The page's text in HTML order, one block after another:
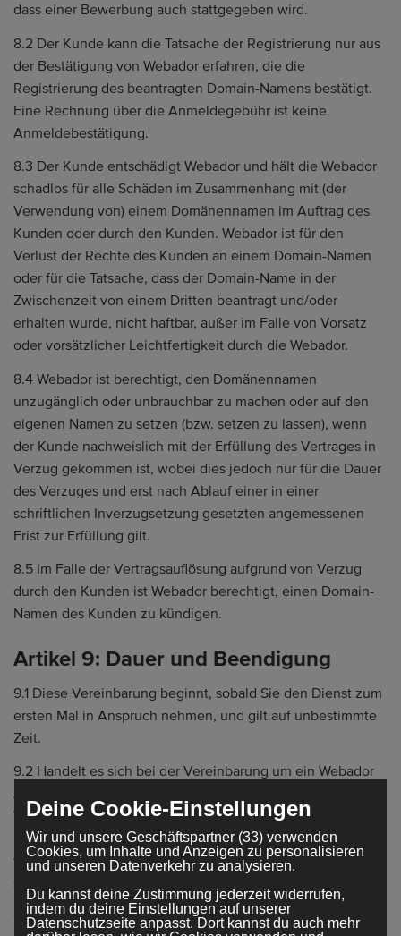
dass einer Bewerbung auch stattgegeben wird.
8.2 Der Kunde kann die Tatsache der Registrierung nur aus
der Bestätigung von Webador erfahren, die die
Registrierung des beantragten Domain-Namens bestätigt.
Eine Rechnung über die Anmeldegebühr ist keine
Anmeldebestätigung.
8.3 Der Kunde entschädigt Webador und hält die Webador
schadlos für alle Schäden im Zusammenhang mit (der
Verwendung von) einem Domänennamen im Auftrag des
Kunden oder durch den Kunden. Webador ist für den
Verlust der Rechte des Kunden an einem Domain-Namen
oder für die Tatsache, dass der Domain-Name in der
Zwischenzeit von einem Dritten beantragt und/oder
erhalten wurde, nicht haftbar, außer im Falle von Vorsatz
oder vorsätzlicher Leichtfertigkeit durch die Webador.
8.4 Webador ist berechtigt, den Domänennamen
unzugänglich oder unbrauchbar zu machen oder auf den
eigenen Namen zu setzen (bzw. setzen zu lassen), wenn
der Kunde nachweislich mit der Erfüllung des Vertrages in
Verzug gekommen ist, wobei dies jedoch nur für die Dauer
des Verzuges und erst nach Ablauf einer in einer
schriftlichen Inverzugsetzung gesetzten angemessenen
Frist zur Erfüllung gilt.
8.5 Im Falle der Vertragsauflösung aufgrund von Verzug
durch den Kunden ist Webador berechtigt, einen Domain-
Namen des Kunden zu kündigen.
Artikel 9: Dauer und Beendigung
9.1 Diese Vereinbarung beginnt, sobald Sie den Dienst zum
ersten Mal in Anspruch nehmen, und gilt auf unbestimmte
Zeit.
9.2 Handelt es sich bei der Vereinbarung um ein Webador
Abonnement, das pro Jahr bezahlt wird, verlängert sich die
Vereinbarung automatisch um ein weiteres Jahr, sofern sie
nicht von einer der Parteien innerhalb der Kündigungsfrist
von 1 Monat für die automatische Verlängerung vorzeitig
schriftlich gekündigt wird.
9.3 Handelt es sich bei der Vereinbarung um ein
Deine Cookie-Einstellungen
Wir und unsere Geschäftspartner (33) verwenden
Cookies, um Inhalte und Anzeigen zu personalisieren
und unseren Datenverkehr zu analysieren.
Du kannst deine Zustimmung jederzeit widerrufen,
indem du deine Einstellungen auf unserer
Datenschutzseite anpasst. Dort kannst du auch mehr